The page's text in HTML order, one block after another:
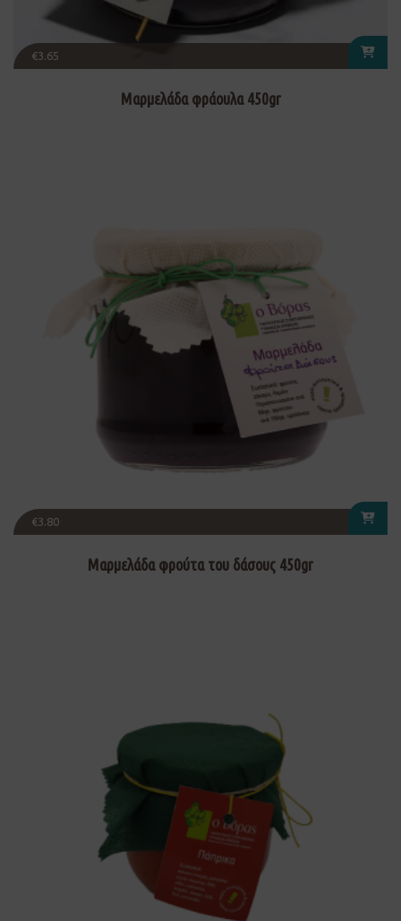
€3.65
Μαρμελάδα φράουλα 450gr
€3.80
Μαρμελάδα φρούτα του δάσους 450gr